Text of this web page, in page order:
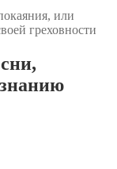
или
греховности